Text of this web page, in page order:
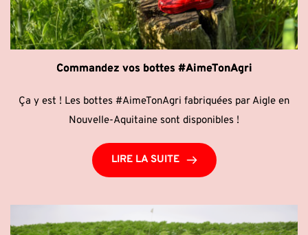
Commandez vos bottes #AimeTonAgri
Ça y est ! Les bottes #AimeTonAgri fabriquées par Aigle en
Nouvelle-Aquitaine sont disponibles !
LIRE LA SUITE